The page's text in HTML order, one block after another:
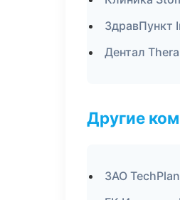
ЗдравПункт
Дентал
Другие
ЗАО